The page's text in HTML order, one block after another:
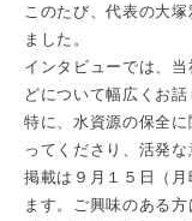
このたび、代表の大
ました。
インタビューでは、
どについて幅広くお話
特に、水資源の保全
ってくださり、活発な
掲載は９月１５日（
ます。ご興味のある方